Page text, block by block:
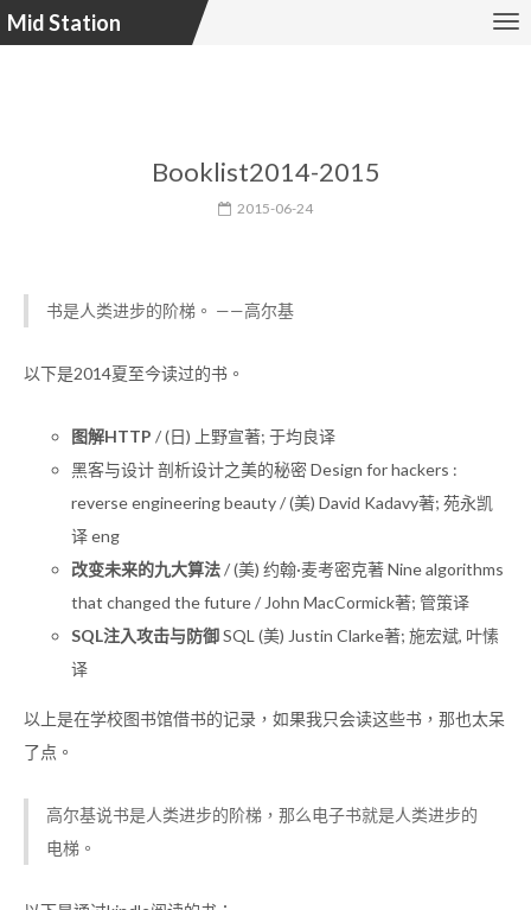
Mid Station
Booklist2014-2015
2015-06-24
书是人类进步的阶梯。 ——高尔基
以下是2014夏至今读过的书。
图解HTTP / (日) 上野宣著; 于均良译
黑客与设计 剖析设计之美的秘密 Design for hackers :
reverse engineering beauty / (美) David Kadavy著; 苑永凯
译 eng
改变未来的九大算法/ (美) 约翰·麦考密克著 Nine algorithms
that changed the future / John MacCormick著; 管策译
SQL注入攻击与防御SQL (美) Justin Clarke著; 施宏斌, 叶愫
译
以上是在学校图书馆借书的记录，如果我只会读这些书，那也太呆
了点。
高尔基说书是人类进步的阶梯，那么电子书就是人类进步的
电梯。